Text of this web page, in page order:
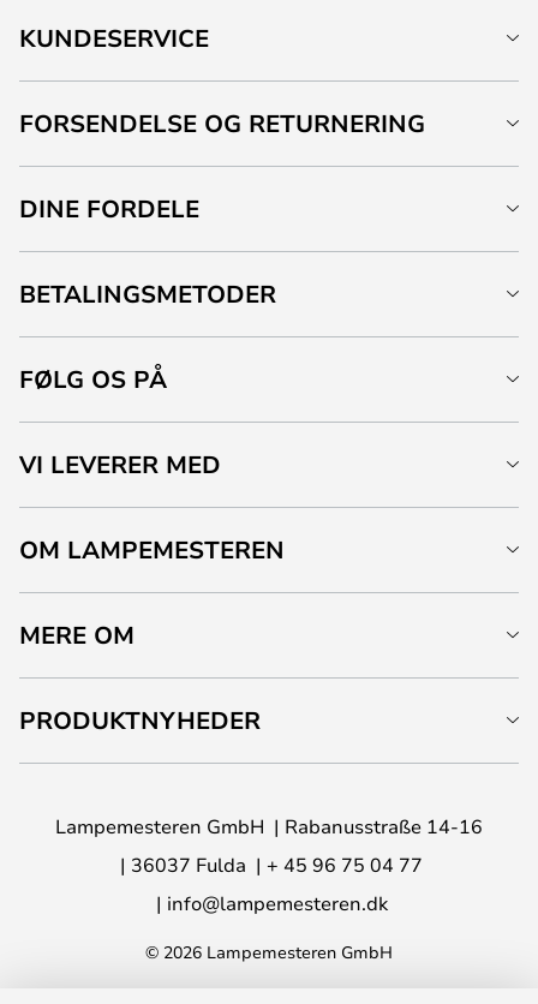
KUNDESERVICE
FORSENDELSE OG RETURNERING
DINE FORDELE
BETALINGSMETODER
FØLG OS PÅ
VI LEVERER MED
OM LAMPEMESTEREN
MERE OM
PRODUKTNYHEDER
Lampemesteren GmbH
Rabanusstraße 14-16
36037 Fulda
+ 45 96 75 04 77
info@lampemesteren.dk
© 2026 Lampemesteren GmbH